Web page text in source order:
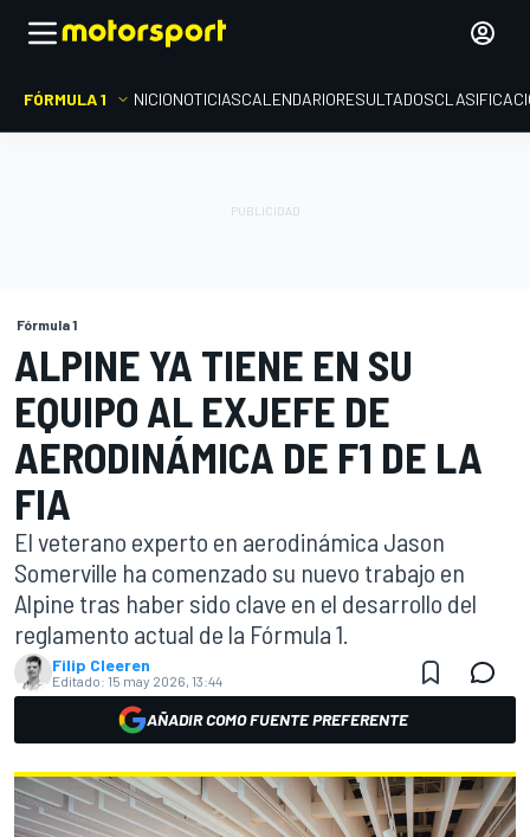
FÓRMULA 1 INICIONOTICIASCALENDARIORESULTADOS
Fórmula 1
ALPINE YA TIENE EN SU
EQUIPO AL EXJEFE DE
AERODINÁMICA DE F1 DE LA
FIA
El veterano experto en aerodinámica Jason
Somerville ha comenzado su nuevo trabajo en
Alpine tras haber sido clave en el desarrollo del
reglamento actual de la Fórmula 1.
Filip Cleeren
Editado: 15 may 2026, 13:44
AÑADIR COMO FUENTE PREFERENTE